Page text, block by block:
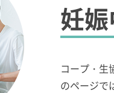
妊
コープ・生
のページで